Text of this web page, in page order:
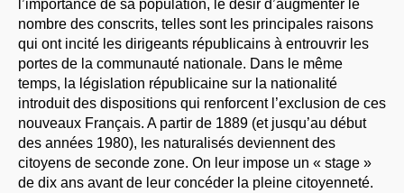
l’importance de sa population, le désir d’augmenter le
nombre des conscrits, telles sont les principales raisons
qui ont incité les dirigeants républicains à entrouvrir les
portes de la communauté nationale. Dans le même
temps, la législation républicaine sur la nationalité
introduit des dispositions qui renforcent l’exclusion de ces
nouveaux Français. A partir de 1889 (et jusqu’au début
des années 1980), les naturalisés deviennent des
citoyens de seconde zone. On leur impose un « stage »
de dix ans avant de leur concéder la pleine citoyenneté.